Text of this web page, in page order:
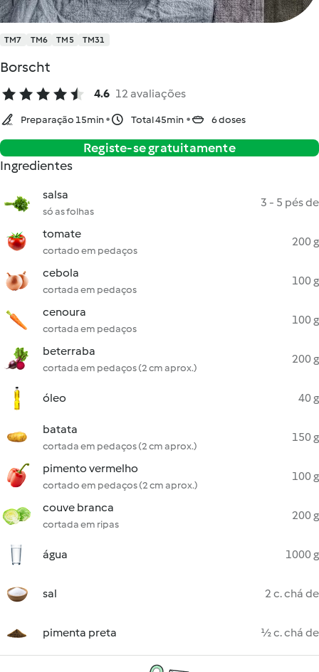
TM7 TM6 TM5 TM31
Borscht
4.6 12 avaliações
Preparação 15min Total 45min 6 doses
Registe-se gratuitamente
Ingredientes
salsa
só as folhas
3 - 5 pés de
tomate
cortado em pedaços
200 g
cebola
cortada em pedaços
100 g
cenoura
cortada em pedaços
100 g
beterraba
cortada em pedaços (2 cm aprox.)
200 g
óleo 40 g
batata
cortada em pedaços (2 cm aprox.)
150 g
pimento vermelho
cortado em pedaços (2 cm aprox.)
100 g
couve branca
cortada em ripas
200 g
água 1000 g
sal 2 c. chá de
pimenta preta ½ c. chá de